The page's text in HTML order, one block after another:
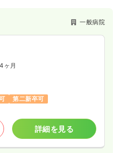
一般病院
ヶ月
第二新卒可
詳細を見る